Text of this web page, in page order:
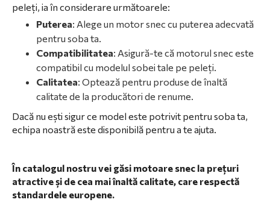
peleți, ia în considerare următoarele:
Puterea: Alege un motor snec cu puterea adecvată
pentru soba ta.
Compatibilitatea: Asigură-te că motorul snec este
compatibil cu modelul sobei tale pe peleți.
Calitatea: Optează pentru produse de înaltă
calitate de la producători de renume.
Dacă nu ești sigur ce model este potrivit pentru soba ta,
echipa noastră este disponibilă pentru a te ajuta.
În catalogul nostru vei găsi motoare snec la prețuri
atractive și de cea mai înaltă calitate, care respectă
standardele europene.